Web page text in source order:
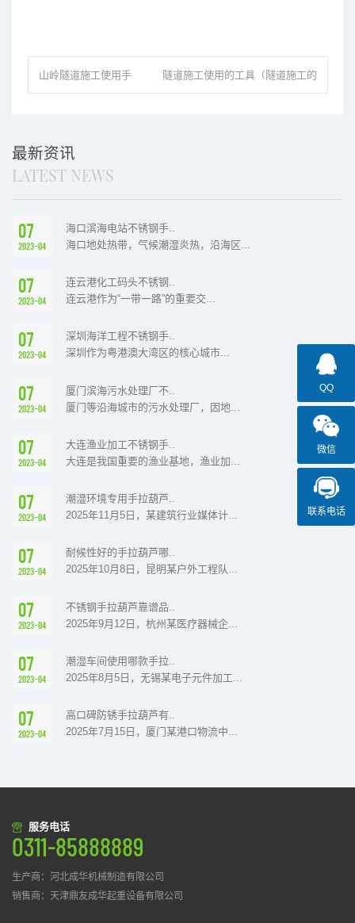
山岭隧道施工使用手 隧道施工使用的工具（隧道施工的
最新资讯
LATEST NEWS
07
2023-04
海口滨海电站不锈钢手..
海口地处热带，气候潮湿炎热，沿海区...
07
2023-04
连云港化工码头不锈钢..
连云港作为“一带一路”的重要交...
07
2023-04
深圳海洋工程不锈钢手..
深圳作为粤港澳大湾区的核心城市...
07
2023-04
厦门滨海污水处理厂不..
厦门等沿海城市的污水处理厂，因地...
07
2023-04
大连渔业加工不锈钢手..
大连是我国重要的渔业基地，渔业加...
07
2023-04
潮湿环境专用手拉葫芦..
2025年11月5日，某建筑行业媒体计...
07
2023-04
耐候性好的手拉葫芦哪..
2025年10月8日，昆明某户外工程队...
07
2023-04
不锈钢手拉葫芦靠谱品..
2025年9月12日，杭州某医疗器械企...
07
2023-04
潮湿车间使用哪款手拉..
2025年8月5日，无锡某电子元件加工...
07
2023-04
高口碑防锈手拉葫芦有..
2025年7月15日，厦门某港口物流中...
服务电话
0311-85888889
生产商：河北成华机械制造有限公司
销售商：天津鼎友成华起重设备有限公司
QQ
微信
联系电话